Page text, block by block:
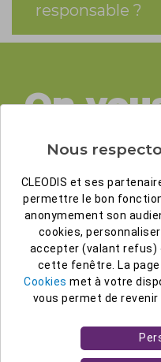
responsable ?
On
Vous voulez en
Laissez nous votre
de nos experts
Nous
CLEODIS et ses
permettre le bon
anonymement son
cookies,
accepter (valant refus)
cette fenêtre. La page
Cookies met à votre
vous permet de